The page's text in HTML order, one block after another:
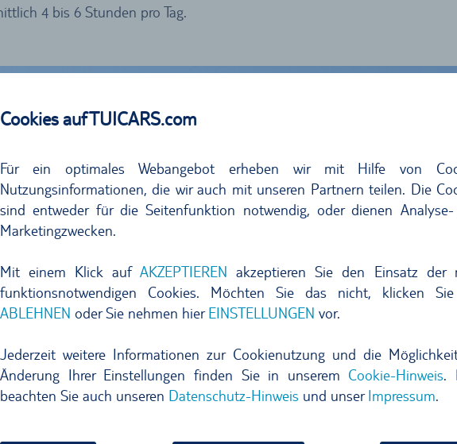
Cookies auf TUICARS.com
Für ein optimales Webangebot erheben wir mit Hilfe von
Nutzungsinformationen, die wir auch mit unseren Partnern teilen. Die
sind entweder für die Seitenfunktion notwendig, oder dienen
Marketingzwecken.
Mit einem Klick auf AKZEPTIEREN akzeptieren Sie den Einsatz der
funktionsnotwendigen Cookies. Möchten Sie das nicht, klicken
ABLEHNEN oder Sie nehmen hierEINSTELLUNGEN vor.
Jederzeit weitere Informationen zur Cookienutzung und die
Änderung Ihrer Einstellungen finden Sie in unserem Cookie-Hinweis.
beachten Sie auch unseren Datenschutz-Hinweis und unserImpressum.
4 bis 6 Stunden pro Tag.